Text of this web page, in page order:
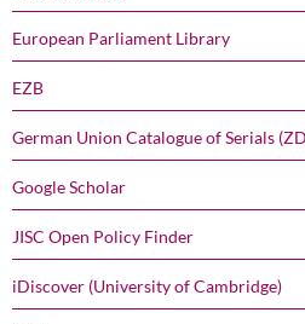
European Parliament Library
EZB
German Union Catalogue of Serials
Google Scholar
JISC Open Policy Finder
iDiscover (University of Cambridge)